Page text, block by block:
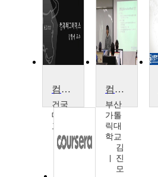
컴퓨터그래픽스
건국
대학
교
김
형
컴퓨터 그래픽스
부산
가톨
릭대
학교
김
진
모